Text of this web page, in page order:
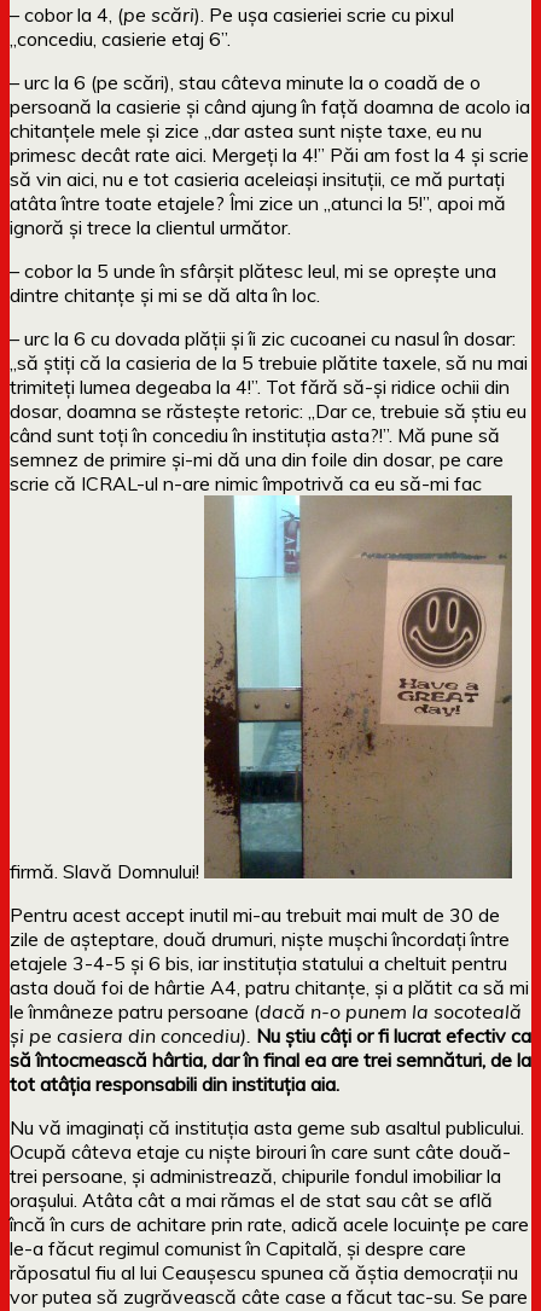
– cobor la 4, (pe scări). Pe ușa casieriei scrie cu pixul
„concediu, casierie etaj 6”.
– urc la 6 (pe scări), stau câteva minute la o coadă de o
persoană la casierie și când ajung în față doamna de acolo ia
chitanțele mele și zice „dar astea sunt niște taxe, eu nu
primesc decât rate aici. Mergeți la 4!” Păi am fost la 4 și scrie
să vin aici, nu e tot casieria aceleiași insituții, ce mă purtați
atâta între toate etajele? Îmi zice un „atunci la 5!”, apoi mă
ignoră și trece la clientul următor.
– cobor la 5 unde în sfârșit plătesc leul, mi se oprește una
dintre chitanțe și mi se dă alta în loc.
– urc la 6 cu dovada plății și îi zic cucoanei cu nasul în dosar:
„să știți că la casieria de la 5 trebuie plătite taxele, să nu mai
trimiteți lumea degeaba la 4!”. Tot fără să-și ridice ochii din
dosar, doamna se răstește retoric: „Dar ce, trebuie să știu eu
când sunt toți în concediu în instituția asta?!”. Mă pune să
semnez de primire și-mi dă una din foile din dosar, pe care
scrie că ICRAL-ul n-are nimic împotrivă ca eu să-mi fac
firmă. Slavă Domnului!
Pentru acest accept inutil mi-au trebuit mai mult de 30 de
zile de așteptare, două drumuri, niște mușchi încordați între
etajele 3-4-5 și 6 bis, iar instituția statului a cheltuit pentru
asta două foi de hârtie A4, patru chitanțe, și a plătit ca să mi
le înmâneze patru persoane (dacă n-o punem la socoteală
și pe casiera din concediu). Nu știu câți or fi lucrat efectiv ca
să întocmească hârtia, dar în final ea are trei semnături, de la
tot atâția responsabili din instituția aia.
Nu vă imaginați că instituția asta geme sub asaltul publicului.
Ocupă câteva etaje cu niște birouri în care sunt câte două-
trei persoane, și administrează, chipurile fondul imobiliar la
orașului. Atâta cât a mai rămas el de stat sau cât se află
încă în curs de achitare prin rate, adică acele locuințe pe care
le-a făcut regimul comunist în Capitală, și despre care
răposatul fiu al lui Ceaușescu spunea că ăștia democrații nu
vor putea să zugrăvească câte case a făcut tac-su. Se pare